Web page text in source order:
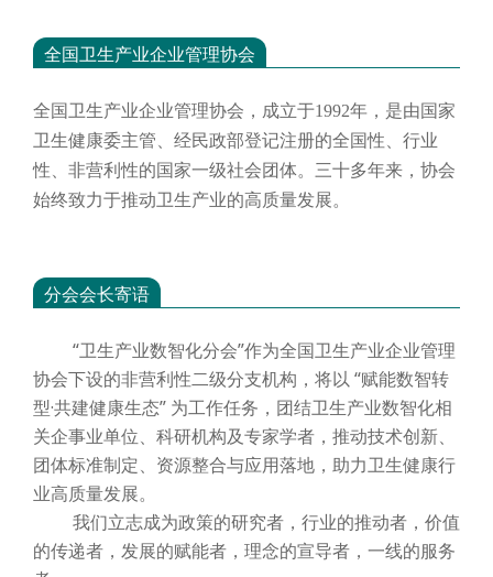
全国卫生产业企业管理协会
全国卫生产业企业管理协会，成立于1992年，是由国家
卫生健康委主管、经民政部登记注册的全国性、行业
性、非营利性的国家一级社会团体。三十多年来，协会
始终致力于推动卫生产业的高质量发展。
分会会长寄语
“卫生产业数智化分会”作为全国卫生产业企业管理
协会下设的非营利性二级分支机构，将以 “赋能数智转
型·共建健康生态” 为工作任务，团结卫生产业数智化相
关企事业单位、科研机构及专家学者，推动技术创新、
团体标准制定、资源整合与应用落地，助力卫生健康行
业高质量发展。
我们立志成为政策的研究者，行业的推动者，价值
的传递者，发展的赋能者，理念的宣导者，一线的服务